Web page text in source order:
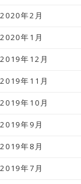
2020年2月
2020年1月
2019年12月
2019年11月
2019年10月
2019年9月
2019年8月
2019年7月